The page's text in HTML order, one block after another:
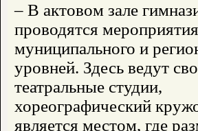
– В актовом зале
проводятся
муниципального и
уровней. Здесь ведут
театральные студии,
хореографический
является местом, где